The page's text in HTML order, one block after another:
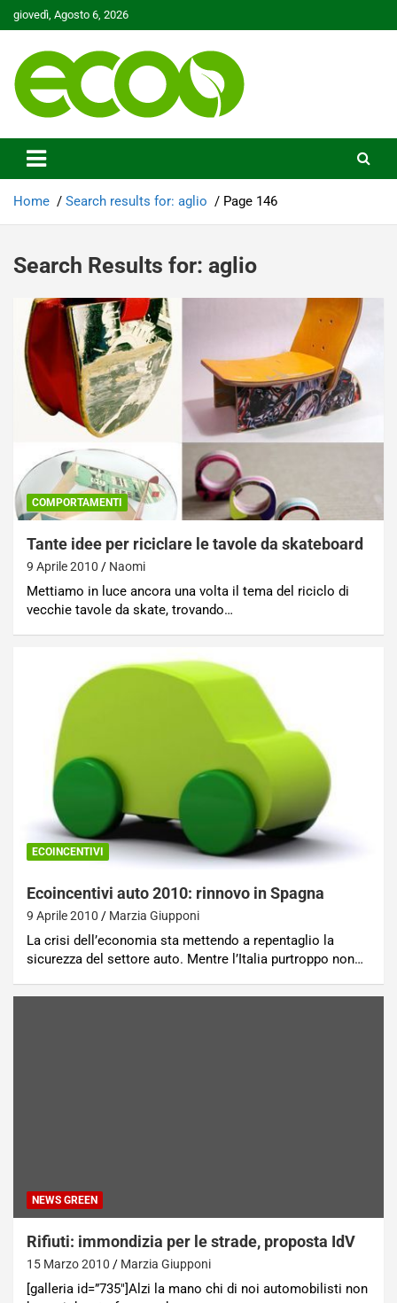
Skip
to
giovedì, Agosto 6, 2026
Ecoo.it
Home Search results for: aglio Page 146
Search Results for: aglio
COMPORTAMENTI
Tante idee per riciclare le tavole da skateboard
9 Aprile 2010 Naomi
Mettiamo in luce ancora una volta il tema del riciclo di
vecchie tavole da skate, trovando…
ECOINCENTIVI
Ecoincentivi auto 2010: rinnovo in Spagna
9 Aprile 2010 Marzia Giupponi
La crisi dell’economia sta mettendo a repentaglio la
sicurezza del settore auto. Mentre l’Italia purtroppo non…
NEWS GREEN
Rifiuti: immondizia per le strade, proposta IdV
15 Marzo 2010 Marzia Giupponi
[galleria id=”735″]Alzi la mano chi di noi automobilisti non